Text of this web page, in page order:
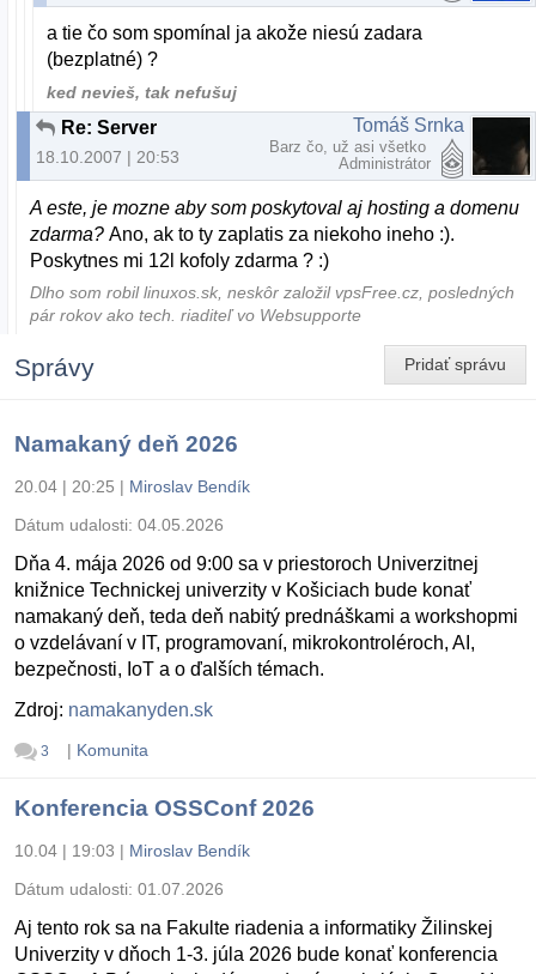
a tie čo som spomínal ja akože niesú zadara
(bezplatné) ?
ked nevieš, tak nefušuj
Re: Server
18.10.2007 | 20:53
Tomáš Srnka
Barz čo, už asi všetko
Administrátor
A este, je mozne aby som poskytoval aj hosting a domenu
zdarma?Ano, ak to ty zaplatis za niekoho ineho :).
Poskytnes mi 12l kofoly zdarma ? :)
Dlho som robil linuxos.sk, neskôr založil vpsFree.cz, posledných
pár rokov ako tech. riaditeľ vo Websupporte
Pridať správu
Správy
Namakaný deň 2026
20.04 | 20:25 | Miroslav Bendík
Dátum udalosti: 04.05.2026
Dňa 4. mája 2026 od 9:00 sa v priestoroch Univerzitnej
knižnice Technickej univerzity v Košiciach bude konať
namakaný deň, teda deň nabitý prednáškami a workshopmi
o vzdelávaní v IT, programovaní, mikrokontroléroch, AI,
bezpečnosti, IoT a o ďalších témach.
Zdroj: namakanyden.sk
3 | Komunita
Konferencia OSSConf 2026
10.04 | 19:03 | Miroslav Bendík
Dátum udalosti: 01.07.2026
Aj tento rok sa na Fakulte riadenia a informatiky Žilinskej
Univerzity v dňoch 1-3. júla 2026 bude konať konferencia